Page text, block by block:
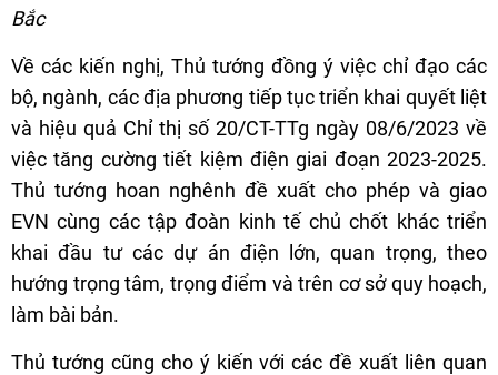
Bắc
Về các kiến nghị, Thủ tướng đồng ý việc chỉ đạo các
bộ, ngành, các địa phương tiếp tục triển khai quyết liệt
và hiệu quả Chỉ thị số 20/CT-TTg ngày 08/6/2023 về
việc tăng cường tiết kiệm điện giai đoạn 2023-2025.
Thủ tướng hoan nghênh đề xuất cho phép và giao
EVN cùng các tập đoàn kinh tế chủ chốt khác triển
khai đầu tư các dự án điện lớn, quan trọng, theo
hướng trọng tâm, trọng điểm và trên cơ sở quy hoạch,
làm bài bản.
Thủ tướng cũng cho ý kiến với các đề xuất liên quan